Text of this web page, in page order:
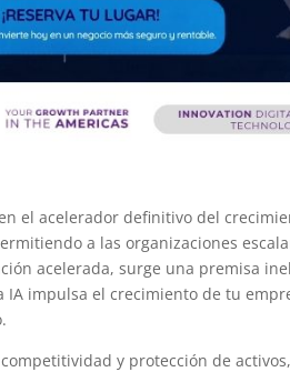
el acelerador definitivo del
a las organizaciones
acelerada, surge una premisa
IA impulsa el crecimiento de tu
y protección de